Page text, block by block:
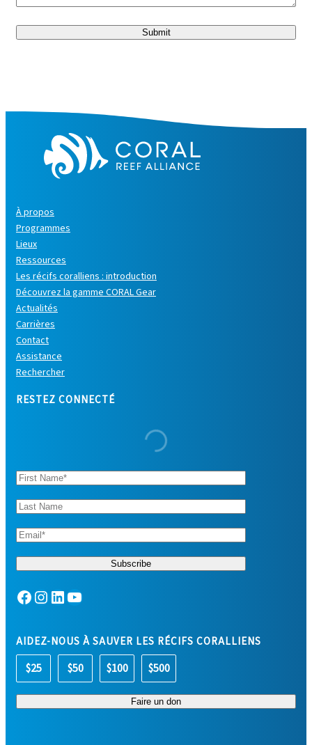
À propos
Programmes
Lieux
Ressources
Les récifs coralliens : introduction
Découvrez la gamme CORAL Gear
Actualités
Carrières
Contact
Assistance
Rechercher
RESTEZ CONNECTÉ
Facebook Instagram LinkedIn YouTube
AIDEZ-NOUS À SAUVER LES RÉCIFS CORALLIENS
$25 $50 $100 $500